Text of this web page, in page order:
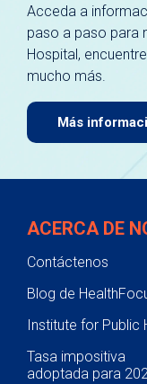
Acceda a
paso a paso para
Hospital,
mucho más.
Más
ACERCA DE
Contáctenos
Blog de
Institute for Public
Tasa impositiva
adoptada para